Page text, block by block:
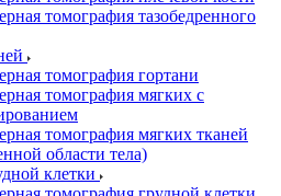
томография тазобедренного
томография гортани
томография мягких с
томография мягких тканей
области тела)
клетки